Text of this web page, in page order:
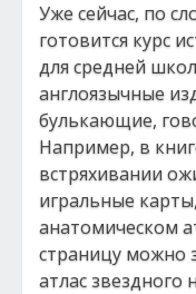
Уже сейчас, по
готовится курс
для средней
англоязычные
булькающие,
Например, в
встряхивании
игральные
анатомическом
страницу можно
атлас звездного